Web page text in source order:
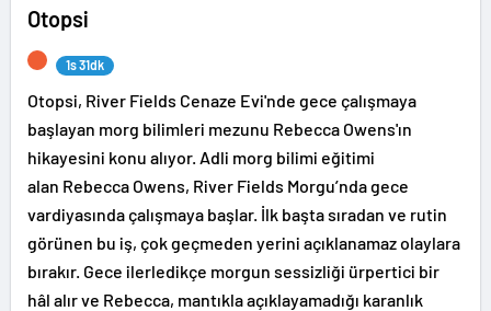
Otopsi
1s 31dk
Otopsi, River Fields Cenaze Evi'nde gece çalışmaya
başlayan morg bilimleri mezunu Rebecca Owens'ın
hikayesini konu alıyor. Adli morg bilimi eğitimi
alan Rebecca Owens, River Fields Morgu’nda gece
vardiyasında çalışmaya başlar. İlk başta sıradan ve rutin
görünen bu iş, çok geçmeden yerini açıklanamaz olaylara
bırakır. Gece ilerledikçe morgun sessizliği ürpertici bir
hâl alır ve Rebecca, mantıkla açıklayamadığı karanlık